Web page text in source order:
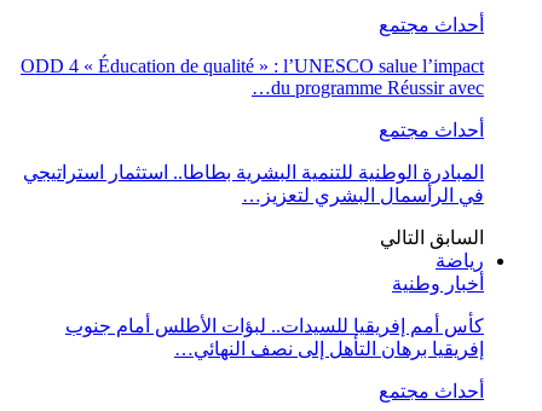
أحداث مجتمع
ODD 4 « Éducation de qualité » : l’UNESCO salue l’impact
du programme Réussir avec…
أحداث مجتمع
المبادرة الوطنية للتنمية البشرية بطاطا.. استثمار استراتيجي
في الرأسمال البشري لتعزيز…
السابق التالي
رياضة
أخبار وطنية
كأس أمم إفريقيا للسيدات.. لبؤات الأطلس أمام جنوب
إفريقيا برهان التأهل إلى نصف النهائي…
أحداث مجتمع